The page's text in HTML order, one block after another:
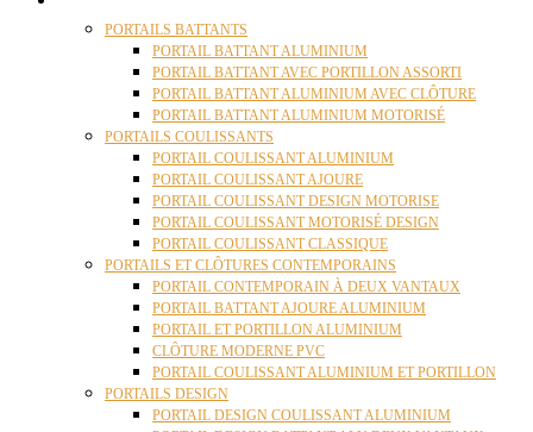
PORTAILS BATTANTS
PORTAIL BATTANT ALUMINIUM
PORTAIL BATTANT AVEC PORTILLON ASSORTI
PORTAIL BATTANT ALUMINIUM AVEC CLÔTURE
PORTAIL BATTANT ALUMINIUM MOTORISÉ
PORTAILS COULISSANTS
PORTAIL COULISSANT ALUMINIUM
PORTAIL COULISSANT AJOURE
PORTAIL COULISSANT DESIGN MOTORISE
PORTAIL COULISSANT MOTORISÉ DESIGN
PORTAIL COULISSANT CLASSIQUE
PORTAILS ET CLÔTURES CONTEMPORAINS
PORTAIL CONTEMPORAIN À DEUX VANTAUX
PORTAIL BATTANT AJOURE ALUMINIUM
PORTAIL ET PORTILLON ALUMINIUM
CLÔTURE MODERNE PVC
PORTAIL COULISSANT ALUMINIUM ET PORTILLON
PORTAILS DESIGN
PORTAIL DESIGN COULISSANT ALUMINIUM